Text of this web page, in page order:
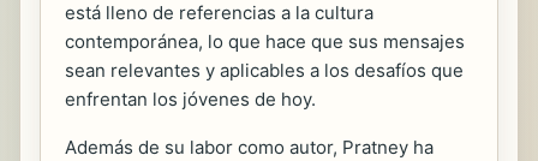
está lleno de referencias a la cultura
contemporánea, lo que hace que sus mensajes
sean relevantes y aplicables a los desafíos que
enfrentan los jóvenes de hoy.
Además de su labor como autor, Pratney ha